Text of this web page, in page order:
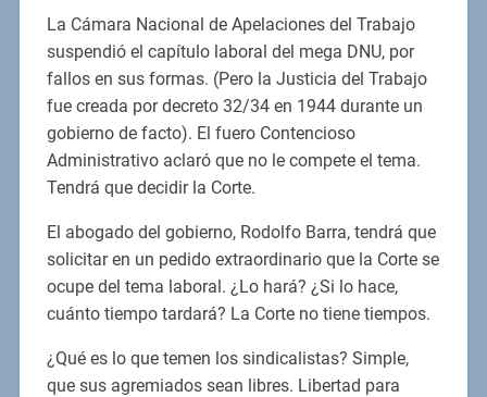
La Cámara Nacional de Apelaciones del Trabajo
suspendió el capítulo laboral del mega DNU, por
fallos en sus formas. (Pero la Justicia del Trabajo
fue creada por decreto 32/34 en 1944 durante un
gobierno de facto). El fuero Contencioso
Administrativo aclaró que no le compete el tema.
Tendrá que decidir la Corte.
El abogado del gobierno, Rodolfo Barra, tendrá que
solicitar en un pedido extraordinario que la Corte se
ocupe del tema laboral. ¿Lo hará? ¿Si lo hace,
cuánto tiempo tardará? La Corte no tiene tiempos.
¿Qué es lo que temen los sindicalistas? Simple,
que sus agremiados sean libres. Libertad para